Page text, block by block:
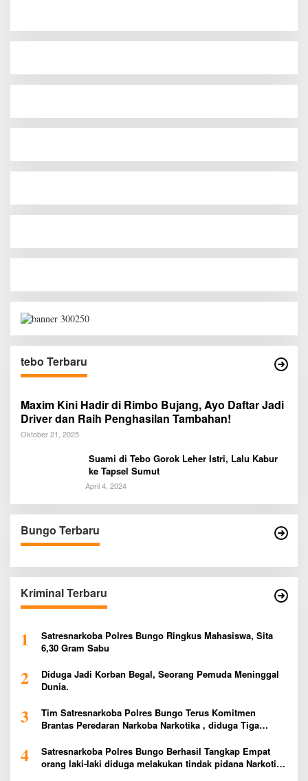
tebo Terbaru
Maxim Kini Hadir di Rimbo Bujang, Ayo Daftar Jadi
Driver dan Raih Penghasilan Tambahan!
Oktober 21, 2025
Suami di Tebo Gorok Leher Istri, Lalu Kabur
ke Tapsel Sumut
April 4, 2024
Bungo Terbaru
Kriminal Terbaru
1
Satresnarkoba Polres Bungo Ringkus Mahasiswa, Sita
6,30 Gram Sabu
2
Diduga Jadi Korban Begal, Seorang Pemuda Meninggal
Dunia.
3
Tim Satresnarkoba Polres Bungo Terus Komitmen
Brantas Peredaran Narkoba Narkotika , diduga Tiga
4
Satresnarkoba Polres Bungo Berhasil Tangkap Empat
orang laki-laki diduga melakukan tindak pidana Narkotika